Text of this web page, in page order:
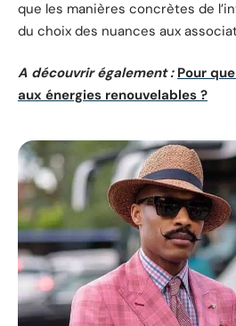
que les manières concrètes de
du choix des nuances aux
A découvrir également : Pour
aux énergies renouvelables ?